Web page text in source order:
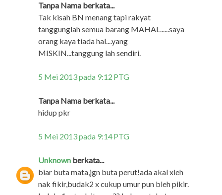
Tanpa Nama berkata...
Tak kisah BN menang tapi rakyat
tanggunglah semua barang MAHAL......saya
orang kaya tiada hal....yang
MISKIN...tanggung lah sendiri.
5 Mei 2013 pada 9:12 PTG
Tanpa Nama berkata...
hidup pkr
5 Mei 2013 pada 9:14 PTG
Unknown berkata...
biar buta mata,jgn buta perut!ada akal xleh
nak fikir,budak2 x cukup umur pun bleh pikir.